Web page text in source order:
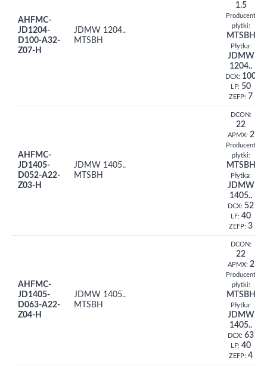
AHFMC-
JD1204-
D100-A32-
Z07-H
JDMW 1204..
MTSBH
1.5
Producent
płytki:
MTSBH
Płytka:
JDMW
1204..
DCX: 100
LF: 50
ZEFP: 7
AHFMC-
JD1405-
D052-A22-
Z03-H
JDMW 1405..
MTSBH
DCON:
22
APMX: 2
Producent
płytki:
MTSBH
Płytka:
JDMW
1405..
DCX: 52
LF: 40
ZEFP: 3
AHFMC-
JD1405-
D063-A22-
Z04-H
JDMW 1405..
MTSBH
DCON:
22
APMX: 2
Producent
płytki:
MTSBH
Płytka:
JDMW
1405..
DCX: 63
LF: 40
ZEFP: 4